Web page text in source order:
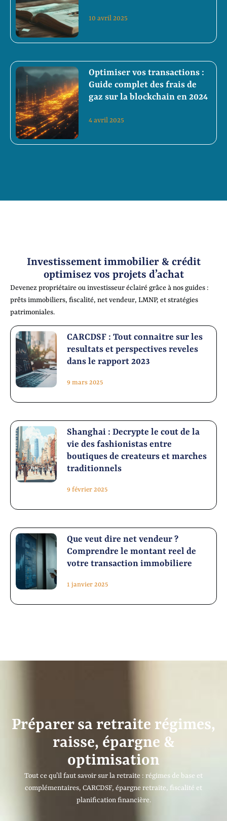
10 avril 2025
Optimiser vos transactions :
Guide complet des frais de
gaz sur la blockchain en 2024
4 avril 2025
Investissement immobilier & crédit
optimisez vos projets d’achat
Devenez propriétaire ou investisseur éclairé grâce à nos guides :
prêts immobiliers, fiscalité, net vendeur, LMNP, et stratégies
patrimoniales.
CARCDSF : Tout connaitre sur les
resultats et perspectives reveles
dans le rapport 2023
9 mars 2025
Shanghai : Decrypte le cout de la
vie des fashionistas entre
boutiques de createurs et marches
traditionnels
9 février 2025
Que veut dire net vendeur ?
Comprendre le montant reel de
votre transaction immobiliere
1 janvier 2025
Préparer sa retraite régimes,
raisse, épargne &
optimisation
Tout ce qu’il faut savoir sur la retraite : régimes de base et
complémentaires, CARCDSF, épargne retraite, fiscalité et
planification financière.